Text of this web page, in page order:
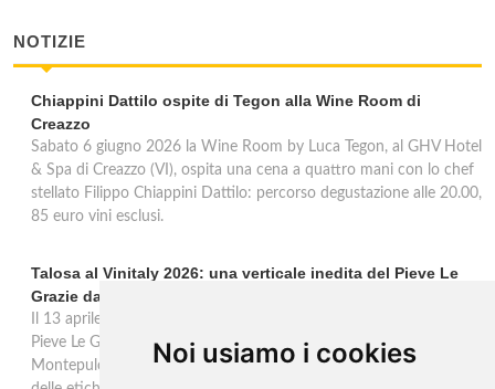
Noi usiamo i cookies
NOTIZIE
Chiappini Dattilo ospite di Tegon alla Wine Room di
Creazzo
Sabato 6 giugno 2026 la Wine Room by Luca Tegon, al GHV Hotel
& Spa di Creazzo (VI), ospita una cena a quattro mani con lo chef
stellato Filippo Chiappini Dattilo: percorso degustazione alle 20.00,
85 euro vini esclusi.
Talosa al Vinitaly 2026: una verticale inedita del Pieve Le
Grazie dal 2016 al 2020
Il 13 aprile 2026 al Vinitaly, Talosa presenta la verticale inedita del
Pieve Le Grazie: cinque annate dal 2016 al 2020 del Nobile di
Montepulciano a 95 punti Vinous, per ripercorrere la genesi di una